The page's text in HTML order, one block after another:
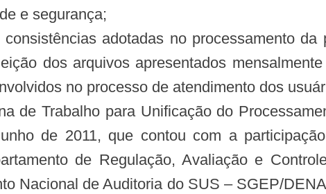
e segurança;
adotadas no processamento
dos arquivos apresentados
no processo de atendimento dos
de Trabalho para Unificação do
de 2011, que contou com a
de Regulação, Avaliação e
Nacional de Auditoria do SUS – SGEP/